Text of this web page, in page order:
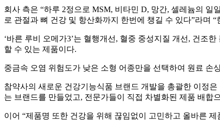
회사 측은 “하루 2정으로 MSM, 비타민 D, 망간, 셀레늄의
로 관절과 뼈 건강 및 항산화까지 한번에 챙길 수 있다”라며
‘바른 루비 오메가3’는 혈행개선, 혈중 중성지질 개선, 건조
할 수 있는 제품이다.
중금속 오염 위험도가 낮은 소형 어종만을 선택하여 원료
참약사의 새로운 건강기능식품 브랜드 개발을 총괄한 이정
는 브랜드를 만들었고, 전문가들이 직접 차별화된 제품 배합
이어 “제품명 또한 건강을 위해 끊임없이 고민하고 올바른